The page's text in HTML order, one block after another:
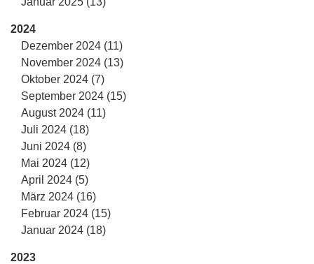
2024
Dezember 2024 (11)
November 2024 (13)
Oktober 2024 (7)
September 2024 (15)
August 2024 (11)
Juli 2024 (18)
Juni 2024 (8)
Mai 2024 (12)
April 2024 (5)
März 2024 (16)
Februar 2024 (15)
Januar 2024 (18)
2023